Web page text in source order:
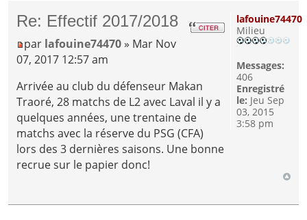
Re: Effectif 2017/2018
par lafouine74470 » Mar Nov
07, 2017 12:57 am
Arrivée au club du défenseur Makan
Traoré, 28 matchs de L2 avec Laval il y a
quelques années, une trentaine de
matchs avec la réserve du PSG (CFA)
lors des 3 dernières saisons. Une bonne
recrue sur le papier donc!
lafouine74470
Milieu
Messages:
406
Enregistré
le: Jeu Sep
03, 2015
3:58 pm